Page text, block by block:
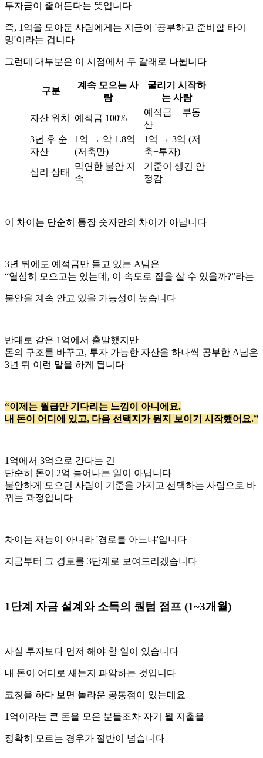
투자금이 줄어든다는 뜻입니다
즉, 1억을 모아둔 사람에게는 지금이 '공부하고 준비할 타이
밍'이라는 겁니다
그런데 대부분은 이 시점에서 두 갈래로 나뉩니다
구분
계속 모으는 사
람
굴리기 시작하
는 사람
자산 위치 예적금 100%
예적금 + 부동
산
3년 후 순
자산
1억 → 약 1.8억
(저축만)
1억 → 3억 (저
축+투자)
심리 상태
막연한 불안 지
속
기준이 생긴 안
정감
이 차이는 단순히 통장 숫자만의 차이가 아닙니다
3년 뒤에도 예적금만 들고 있는 A님은
“열심히 모으고는 있는데, 이 속도로 집을 살 수 있을까?”라는
불안을 계속 안고 있을 가능성이 높습니다
반대로 같은 1억에서 출발했지만
돈의 구조를 바꾸고, 투자 가능한 자산을 하나씩 공부한 A님은
3년 뒤 이런 말을 하게 됩니다
“이제는 월급만 기다리는 느낌이 아니에요.
내 돈이 어디에 있고, 다음 선택지가 뭔지 보이기 시작했어요.”
1억에서 3억으로 간다는 건
단순히 돈이 2억 늘어나는 일이 아닙니다
불안하게 모으던 사람이 기준을 가지고 선택하는 사람으로 바
뀌는 과정입니다
차이는 재능이 아니라 '경로를 아느냐'입니다
지금부터 그 경로를 3단계로 보여드리겠습니다
1단계 자금 설계와 소득의 퀀텀 점프 (1~3개월)
사실 투자보다 먼저 해야 할 일이 있습니다
내 돈이 어디로 새는지 파악하는 것입니다
코칭을 하다 보면 놀라운 공통점이 있는데요
1억이라는 큰 돈을 모은 분들조차 자기 월 지출을
정확히 모르는 경우가 절반이 넘습니다